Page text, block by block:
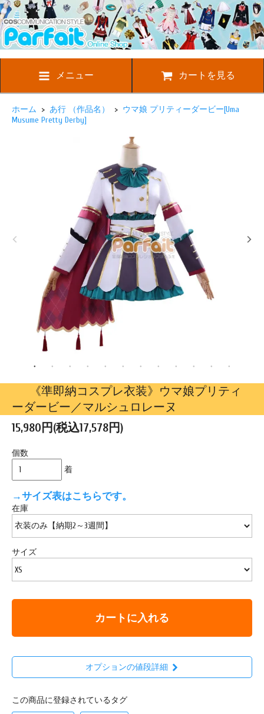
メニュー カートを見る
ホーム > あ行 （作品名） > ウマ娘 プリティーダービー[Uma
Musume Pretty Derby]
《準即納コスプレ衣装》ウマ娘プリティ
ーダービー／マルシュロレーヌ
15,980円(税込17,578円)
個数
着
→サイズ表はこちらです。
在庫
サイズ
カートに入れる
オプションの値段詳細
この商品に登録されているタグ